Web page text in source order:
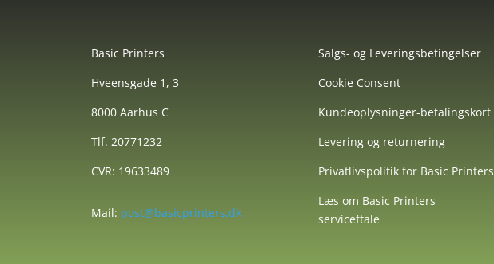
Basic Printers
Hveensgade 1, 3
8000 Aarhus C
Tlf. 20771232
CVR: 19633489
Mail: post@basicprinters.dk
Salgs- og Leveringsbetingelser
Cookie Consent
Kundeoplysninger-betalingskort
Levering og returnering
Privatlivspolitik for Basic Printers
Læs om Basic Printers
serviceftale